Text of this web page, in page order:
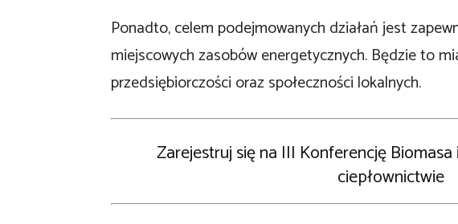
Ponadto, celem podejmowanych działań jest
miejscowych zasobów energetycznych. Będzie to
przedsiębiorczości oraz społeczności lokalnych.
Zarejestruj się na III Konferencję
ciepłownictwie